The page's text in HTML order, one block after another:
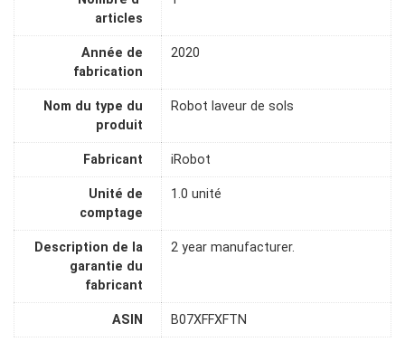
articles
Année de
fabrication
2020
Nom du type du
produit
Robot laveur de sols
Fabricant iRobot
Unité de
comptage
1.0 unité
Description de la
garantie du
fabricant
2 year manufacturer.
ASIN B07XFFXFTN